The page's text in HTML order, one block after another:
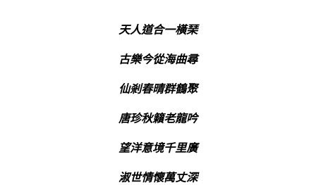
天人道合一橫琹
古樂今從海曲尋
仙剎春晴群鶴聚
唐珍秋籟老龍吟
望洋意境千里廣
淑世情懷萬丈深